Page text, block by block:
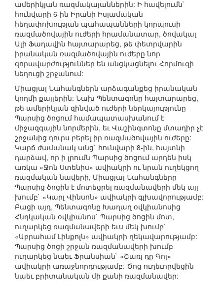
ամերիկյան ռազմակայաններին: Ի հավելումն`
հունվարի 6-ին Իրանի Իսլամական
հեղափոխության պահապանների կորպուսի
ռազմածովային ուժերի հրամանատար, ծովակալ
Ալի Ֆադավին հայտարարեց, թե փետրվարին
իրանական ռազմածովային ուժերը նոր
զորավարժություններ են անցկացնելու Հորմուզի
նեղուցի շրջանում:
Միացյալ Նահանգներն արձագանքեց իրանական
կողմի քայլերին: Նախ Պենտագոնը հայտարարեց,
թե ամերիկյան զինված ուժերի ներկայությունը
Պարսից ծոցում համապատասխանում է
միջազգային նորմերին, եւ Վաշինգտոնը մտադիր չէ
շրջանից դուրս բերել իր ռազմածովային ուժերը:
Կարճ ժամանակ անց` հունվարի 8-ին, հայտնի
դարձավ, որ ի լրումն Պարսից ծոցում արդեն իսկ
առկա «Ջոն Ստենիս» ավիակրի ու նրան ուղեկցող
ռազմական նավերի, Միացյալ Նահանգները
Պարսից ծոցին է մոտեցրել ռազմանավերի մեկ այլ
խումբ` «Կարլ Վինսոն» ավիակրի գլխավորությամբ:
Բացի այդ, Պենտագոնը Խաղաղ օվկիանոսից
Հնդկական օվկիանոս` Պարսից ծոցին մոտ,
ուղարկեց ռազմանավերի եւս մեկ խումբ`
«Աբրահամ Լինքոլն» ավիակրի ղեկավարությամբ:
Պարսից ծոցի շրջան ռազմանավերի խումբ
ուղարկեց նաեւ Ֆրանսիան` «Շառլ դը Գոլ»
ավիակրի առաջնորդությամբ: Ծոց ուղեւորվեցին
նաեւ բրիտանական մի քանի ռազմանավեր: